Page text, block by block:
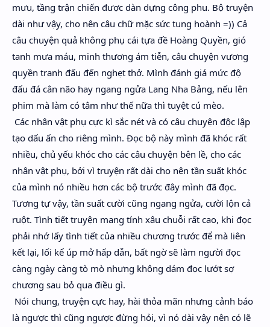
mưu, tầng trận chiến được dàn dựng công phu. Bộ truyện
dài như vậy, cho nên câu chữ mặc sức tung hoành =)) Cả
câu chuyện quả không phụ cái tựa đề Hoàng Quyền, gió
tanh mưa máu, minh thương ám tiễn, câu chuyện vương
quyền tranh đấu đến nghẹt thở. Mình đánh giá mức độ
đấu đá cân não hay ngang ngửa Lang Nha Bảng, nếu lên
phim mà làm có tâm như thế nữa thì tuyệt cú mèo.
Các nhân vật phụ cực kì sắc nét và có câu chuyện độc lập
tạo dấu ấn cho riêng mình. Đọc bộ này mình đã khóc rất
nhiều, chủ yếu khóc cho các câu chuyện bên lề, cho các
nhân vật phụ, bởi vì truyện rất dài cho nên tần suất khóc
của mình nó nhiều hơn các bộ trước đây mình đã đọc.
Tương tự vậy, tần suất cười cũng ngang ngửa, cười lộn cả
ruột. Tình tiết truyện mang tính xâu chuỗi rất cao, khi đọc
phải nhớ lấy tình tiết của nhiều chương trước để mà liên
kết lại, lối kể úp mở hấp dẫn, bất ngờ sẽ làm người đọc
càng ngày càng tò mò nhưng không dám đọc lướt sợ
chương sau bỏ qua điều gì.
Nói chung, truyện cực hay, hài thỏa mãn nhưng cảnh báo
là ngược thì cũng ngược đừng hỏi, vì nó dài vậy nên có lẽ